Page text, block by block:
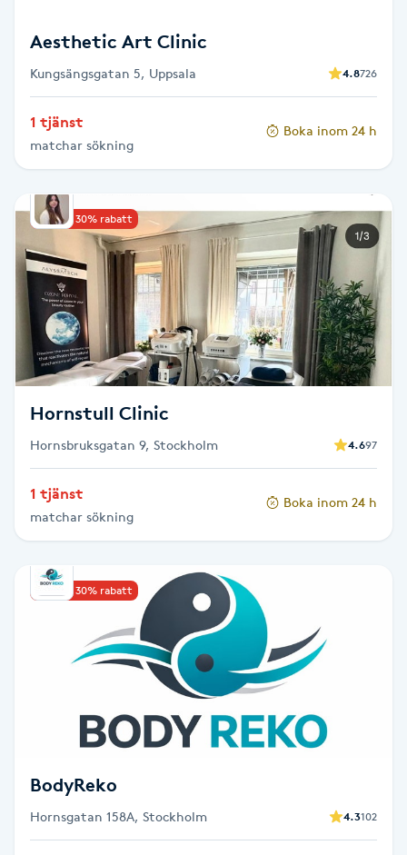
Hårbottenbehandling
Hårförlängning
Hårvård
Hälsa
Hälsprickor
Idrottsmassage
IPL
IPL hårborttagning
Japansk massage
K18
Aesthetic Art Clinic
Kungsängsgatan 5, Uppsala 4.8726
1 tjänst
matchar sökning
Boka inom 24 h
Upp till 30% rabatt
Hornstull Clinic
Hornsbruksgatan 9, Stockholm 4.697
1 tjänst
matchar sökning
Boka inom 24 h
Upp till 30% rabatt
BodyReko
Hornsgatan 158A, Stockholm 4.3102